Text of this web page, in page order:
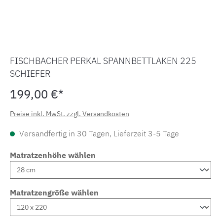
FISCHBACHER PERKAL SPANNBETTLAKEN 225
SCHIEFER
199,00 €*
Preise inkl. MwSt. zzgl. Versandkosten
Versandfertig in 30 Tagen, Lieferzeit 3-5 Tage
Matratzenhöhe wählen
Matratzengröße wählen